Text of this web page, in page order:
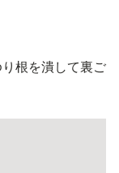
根を潰して裏ご